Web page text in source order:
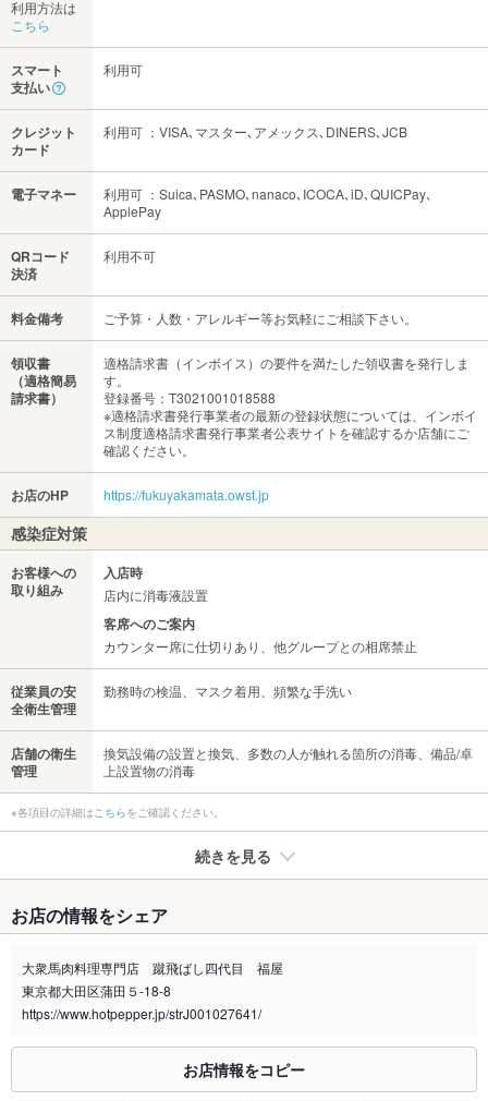
利用方法は
こちら
スマート
支払い
利用可
クレジット
カード
利用可 ：VISA､マスター､アメックス､DINERS､JCB
電子マネー
利用可 ：Suica､PASMO､nanaco､ICOCA､iD､QUICPay､
ApplePay
QRコード
決済
利用不可
料金備考 ご予算・人数・アレルギー等お気軽にご相談下さい。
領収書
（適格簡易
請求書）
適格請求書（インボイス）の要件を満たした領収書を発行しま
す。
登録番号：T3021001018588
※適格請求書発行事業者の最新の登録状態については、インボイ
ス制度適格請求書発行事業者公表サイトを確認するか店舗にご
確認ください。
お店のHP https://fukuyakamata.owst.jp
感染症対策
お客様への
取り組み
入店時
店内に消毒液設置
客席へのご案内
カウンター席に仕切りあり、他グループとの相席禁止
従業員の安
全衛生管理
勤務時の検温、マスク着用、頻繁な手洗い
店舗の衛生
管理
換気設備の設置と換気、多数の人が触れる箇所の消毒、備品/卓
上設置物の消毒
※各項目の詳細はこちらをご確認ください。
続きを見る
禁煙・喫煙
全席禁煙
喫煙専用室 なし
合わせください。
お席
お店の情報をシェア
大衆馬肉料理専門店 蹴飛ばし四代目 福屋
東京都大田区蒲田５-18-8
https://www.hotpepper.jp/strJ001027641/
お店情報をコピー